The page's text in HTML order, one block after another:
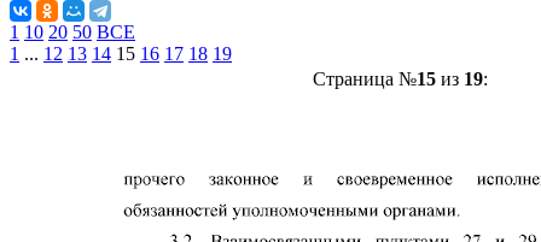
1 10 20 50 ВСЕ
1 ... 12 13 14 15 16 17 18 19
Страница №15из 19: